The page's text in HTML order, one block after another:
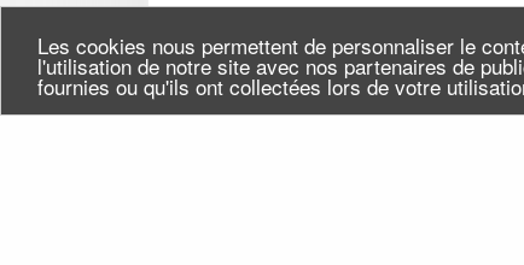
Les cookies nous permettent de personnaliser le
l'utilisation de notre site avec nos partenaires de
fournies ou qu'ils ont collectées lors de votre